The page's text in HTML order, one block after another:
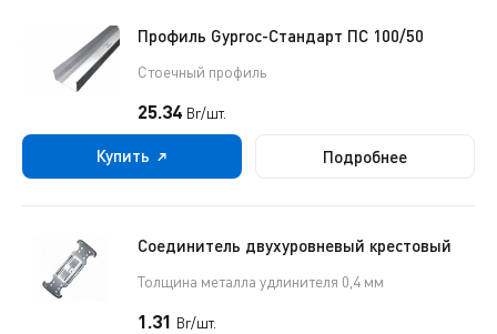
Профиль Gyproc-Стандарт ПC 100/50
Стоечный профиль
25.34 Br/шт.
Купить Подробнее
Соединитель двухуровневый крестовый
Толщина металла удлинителя 0,4 мм
1.31 Br/шт.